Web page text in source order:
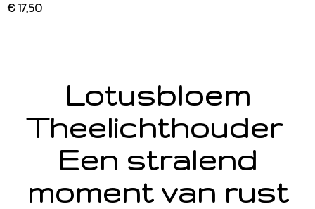
€ 17,50
Lotusbloem
Theelichthouder
Een stralend
moment van rust